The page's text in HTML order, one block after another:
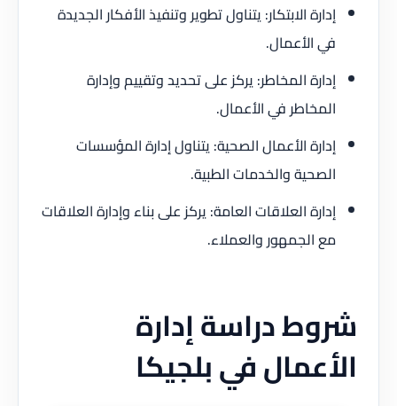
إدارة الابتكار: يتناول تطوير وتنفيذ الأفكار الجديدة
في الأعمال.
إدارة المخاطر: يركز على تحديد وتقييم وإدارة
المخاطر في الأعمال.
إدارة الأعمال الصحية: يتناول إدارة المؤسسات
الصحية والخدمات الطبية.
إدارة العلاقات العامة: يركز على بناء وإدارة العلاقات
مع الجمهور والعملاء.
شروط دراسة إدارة
الأعمال في بلجيكا